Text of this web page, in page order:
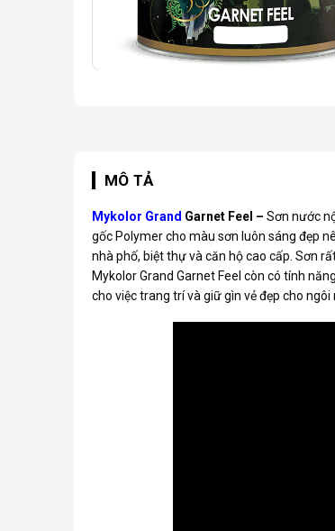
MÔ TẢ
Mykolor Grand Garnet Feel – Sơn nước
gốc Polymer cho màu sơn luôn sáng đẹp
nhà phố, biệt thự và căn hộ cao cấp. Sơn
Mykolor Grand Garnet Feel còn có tính
cho việc trang trí và giữ gìn vẻ đẹp cho ngôi